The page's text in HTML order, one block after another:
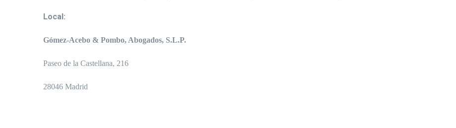
Local:
Gómez-Acebo & Pombo, Abogados, S.L.P.
Paseo de la Castellana, 216
28046 Madrid